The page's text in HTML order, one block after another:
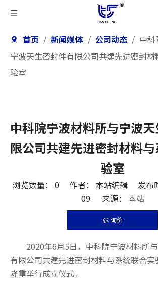
首页 / 新闻媒体 / 公司动态 / 中
宁波天生密封件有限公司共建先进密封
验室
中科院宁波材料所与宁波
限公司共建先进密封材料
验室
浏览数量： 0作者： 本站编辑 发布
09 来源： 本站
询价
2020年6月5日，中科院宁波材料所
有限公司共建先进密封材料与系统联合
隆重举行成立仪式。